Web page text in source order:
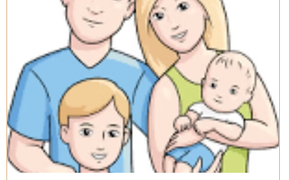
പാടുംമുമ്പ് ഗായകന്‍ നവീന്‍ മോഹന്‍
പറഞ്ഞ വാക്കുകള്